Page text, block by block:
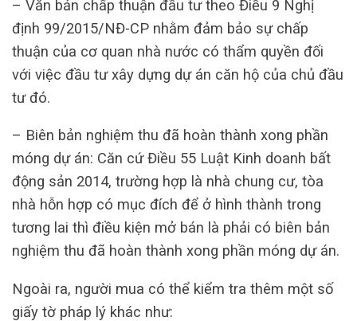
– Văn bản chấp thuận đầu tư theo Điều 9 Nghị
định 99/2015/NĐ-CP nhằm đảm bảo sự chấp
thuận của cơ quan nhà nước có thẩm quyền đối
với việc đầu tư xây dựng dự án căn hộ của chủ đầu
tư đó.
– Biên bản nghiệm thu đã hoàn thành xong phần
móng dự án: Căn cứ Điều 55 Luật Kinh doanh bất
động sản 2014, trường hợp là nhà chung cư, tòa
nhà hỗn hợp có mục đích để ở hình thành trong
tương lai thì điều kiện mở bán là phải có biên bản
nghiệm thu đã hoàn thành xong phần móng dự án.
Ngoài ra, người mua có thể kiểm tra thêm một số
giấy tờ pháp lý khác như: